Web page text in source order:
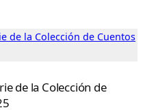
de la Colección de